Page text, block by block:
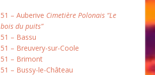
51 – Auberive Cimetière Polonais “Le
bois du puits”
51 – Bassu
51 – Breuvery-sur-Coole
51 – Brimont
51 – Bussy-le-Château